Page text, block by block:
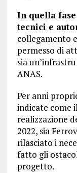
In quella
tecnici e
collegamento
permesso di
sia
ANAS.
Per anni
indicate come
realizzazione
2022, sia
rilasciato i
fatto gli
progetto.